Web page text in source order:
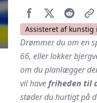
Assisteret af kunstig
Drømmer du om en
66, eller lokker
om du planlægger
vil havefriheden til
støder du hurtigt på